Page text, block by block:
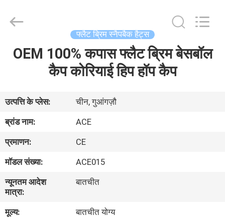
घर
हमारे
बारे
कारखाना
Manufacturing
Reserved.
फ्लैट ब्रिम स्नैपबैक हैट्स
OEM 100% कपास फ्लैट ब्रिम बेसबॉल
कैप कोरियाई हिप हॉप कैप
उत्पत्ति के प्लेस:
चीन, गुआंगज़ौ
ब्रांड नाम:
ACE
प्रमाणन:
CE
मॉडल संख्या:
ACE015
न्यूनतम आदेश
मात्रा:
बातचीत
मूल्य:
बातचीत योग्य